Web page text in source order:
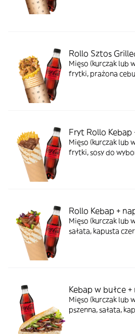
Rollo Sztos
Mięso (kurczak lub
frytki, prażona
Fryt Rollo Kebap
Mięso (kurczak lub
frytki, sosy do
Rollo Kebap +
Mięso (kurczak lub
sałata, kapusta
Kebap w bułce
Mięso (kurczak lub
pszenna, sałata,